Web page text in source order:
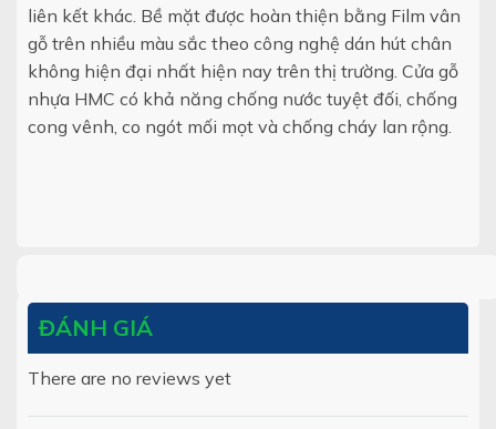
liên kết khác. Bề mặt được hoàn thiện bằng Film vân
gỗ trên nhiều màu sắc theo công nghệ dán hút chân
không hiện đại nhất hiện nay trên thị trường. Cửa gỗ
nhựa HMC có khả năng chống nước tuyệt đối, chống
cong vênh, co ngót mối mọt và chống cháy lan rộng.
ĐÁNH GIÁ
There are no reviews yet